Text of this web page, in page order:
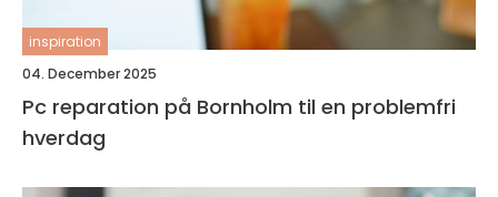
inspiration
04. December 2025
Pc reparation på Bornholm til en problemfri
hverdag